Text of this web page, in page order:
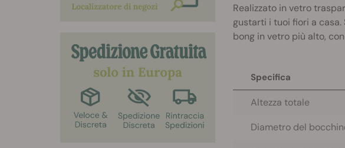
Realizzato in vetro
gustarti i tuoi fiori a casa.
bong in vetro più alto,
Specifica
Altezza totale
Diametro del